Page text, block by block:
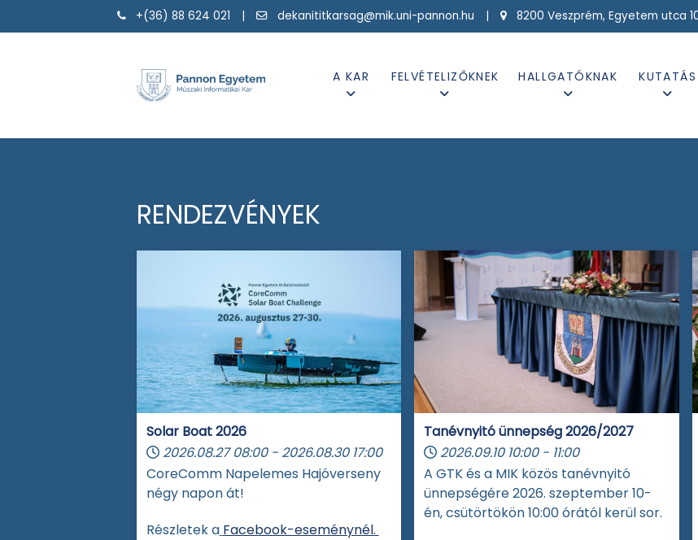
+(36) 88 624 021 | dekanititkarsag@mik.uni-pannon.hu | 8200 Veszprém, Egyetem utca
A KAR FELVÉTELIZŐKNEK HALLGATÓKNAK KUTATÁS
RENDEZVÉNYEK
Solar Boat 2026
2026.08.27 08:00 - 2026.08.30 17:00
CoreComm Napelemes Hajóverseny
négy napon át!
Részletek a Facebook-eseménynél.
Tanévnyitó ünnepség 2026/2027
2026.09.10 10:00 - 11:00
A GTK és a MIK közös tanévnyitó
ünnepségére 2026. szeptember 10-
én, csütörtökön 10:00 órától kerül sor.